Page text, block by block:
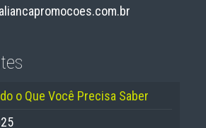
o Que Você Precisa Saber